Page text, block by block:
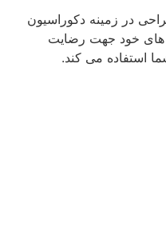
در زمینه دکوراسیون
های خود جهت رضایت
استفاده می کند.